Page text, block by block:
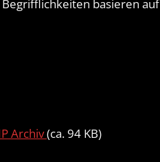
basieren auf
Archiv(ca. 94 KB)